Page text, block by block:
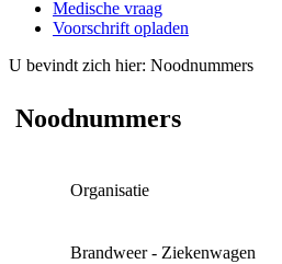
Medische vraag
Voorschrift opladen
U bevindt zich hier: Noodnummers
Noodnummers
Organisatie
Brandweer - Ziekenwagen